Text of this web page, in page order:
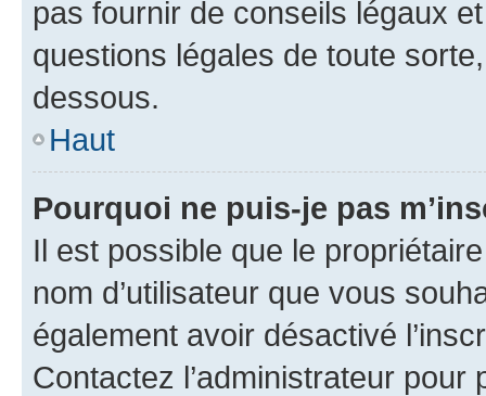
pas fournir de conseils légaux
questions légales de toute
dessous.
Haut
Pourquoi ne puis-je pas
Il est possible que le
nom d’utilisateur que vous
également avoir désactivé
Contactez l’administrateur